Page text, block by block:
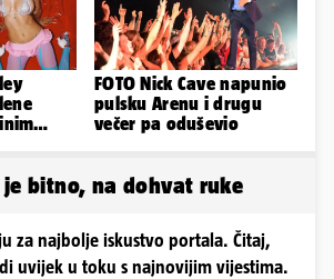
FOTO Nick Cave napunio
pulsku Arenu i drugu
večer pa oduševio
je bitno, na dohvat ruke
za najbolje iskustvo portala. Čitaj,
uvijek u toku s najnovijim vijestima.